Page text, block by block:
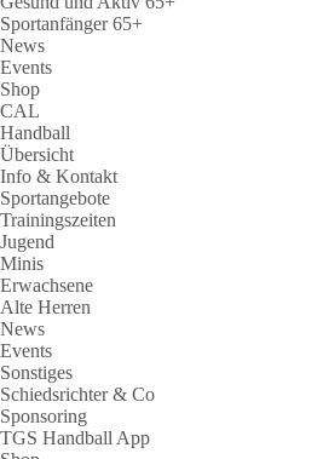
Sportanfänger 65+
News
Events
Shop
CAL
Handball
Übersicht
Info & Kontakt
Sportangebote
Trainingszeiten
Jugend
Minis
Erwachsene
Alte Herren
News
Events
Sonstiges
Schiedsrichter & Co
Sponsoring
TGS Handball App